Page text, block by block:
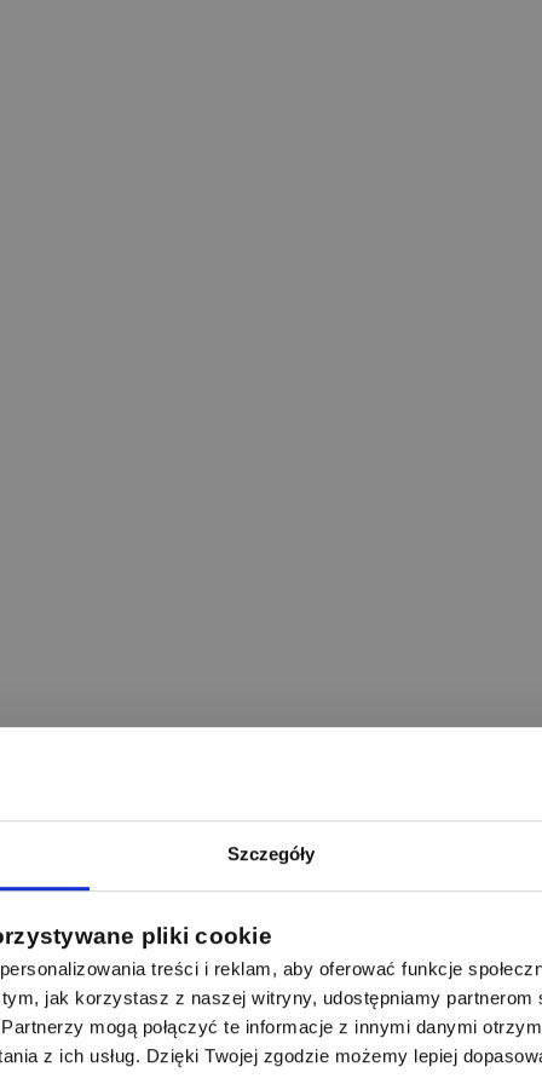
Szczegóły
pliki cookie
treści i reklam, aby oferować funkcje
jak korzystasz z naszej witryny, udostępniamy partnerom
mogą połączyć te informacje z innymi danymi
z ich usług. Dzięki Twojej zgodzie możemy lepiej